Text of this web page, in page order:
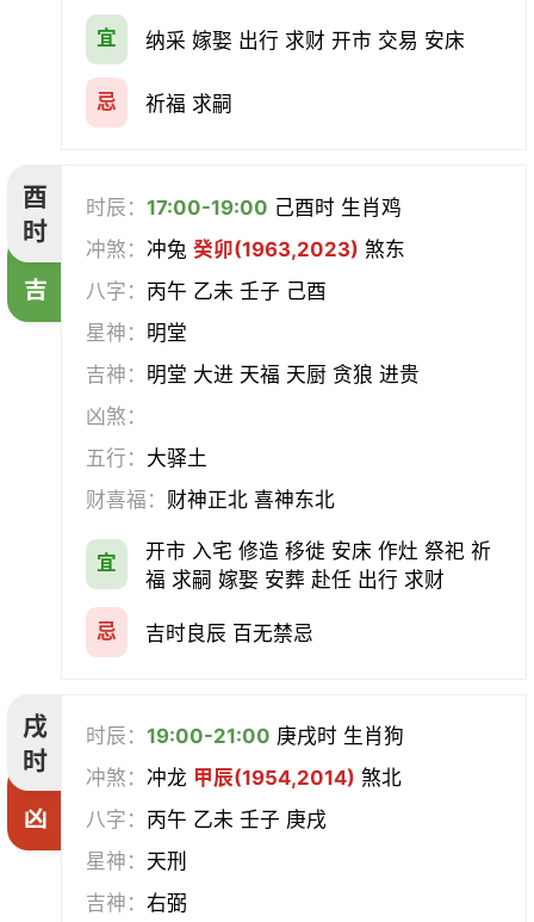
宜 纳采 嫁娶 出行 求财 开市 交易 安床
忌 祈福 求嗣
酉
时
吉
时辰：17:00-19:00 己酉时 生肖鸡
冲煞：冲兔癸卯(1963,2023) 煞东
八字： 丙午 乙未 壬子 己酉
星神： 明堂
吉神： 明堂 大进 天福 天厨 贪狼 进贵
凶煞：
五行： 大驿土
财喜福： 财神正北 喜神东北
宜
开市 入宅 修造 移徙 安床 作灶 祭祀 祈
福 求嗣 嫁娶 安葬 赴任 出行 求财
忌 吉时良辰 百无禁忌
戌
时
凶
时辰：19:00-21:00 庚戌时 生肖狗
冲煞：冲龙 甲辰(1954,2014) 煞北
八字： 丙午 乙未 壬子 庚戌
星神： 天刑
吉神：右弼